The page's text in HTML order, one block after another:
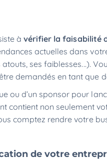
àvérifier la faisabilité
actuelles dans
ses faiblesses...).
demandés en tant que
ou d’un sponsor pour
contient non seulement
comptez rendre votre
de votre